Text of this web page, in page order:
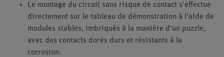
Le montage du circuit sans risque de contact s'effectue
directement sur le tableau de démonstration à l'aide de
modules stables, imbriqués à la manière d'un puzzle,
avec des contacts dorés durs et résistants à la
corrosion.